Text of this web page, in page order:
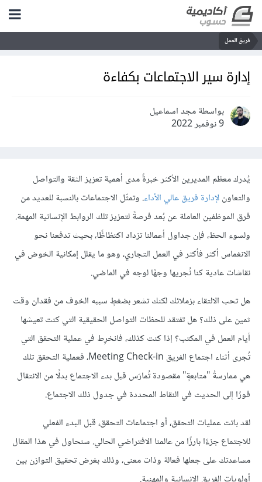
فريق العمل
إدارة سير اﻻجتماعات بكفاءة
بواسطة مجد اسماعيل
9 نوفمبر 2022
يُدرك معظم المديرين الأكثر خبرةً مدى أهمية تعزيز الثقة والتواصل
والتعاونلإدارة فريق عالي الأداء. وتمثّل الاجتماعات بالنسبة للعديد من
فرق الموظفين العاملة عن بُعد فرصةً لتعزيز تلك الروابط الإنسانية المهمة.
ولسوء الحظ، فإن جداول أعمالنا تزداد اكتظاظًا، بحيث تدفعنا نحو
الانغماس أكثر فأكثر في العمل التجاري، وهو ما يقلل إمكانية الخوض في
نقاشات عادية كنا نُجريها وجهًا لوجه في الماضي.
هل تحب الالتقاء بزملائك لكنك تشعر بضغطٍ سببه الخوف من فقدان وقت
ثمين على ذلك؟ هل تفتقد للحظات التواصل الحقيقية التي كنت تعيشها
أيام العمل في المكتب؟ إذا كنت كذلك، فانخرِط في عملية التحقق التي
تُجرى أثناء اجتماع الفريق Meeting Check-in، فعملية التحقق تلك
هي ممارسةُ "متابعةٍ" مقصودة تُمارَس قبل بدء الاجتماع بدلًا من الانتقال
فورًا إلى الحديث في النقاط المحددة في جدول ذلك الاجتماع.
لقد باتت عمليات التحقق، أو اجتماعات التحقق، قبل البدء الفعلي
للاجتماع جزءًا بارزًا من عالمنا الافتراضي الحالي. سنحاول في هذا المقال
مساعدتك على جعلها فعالة وذات معنى، وذلك بغرض تحقيق التوازن بين